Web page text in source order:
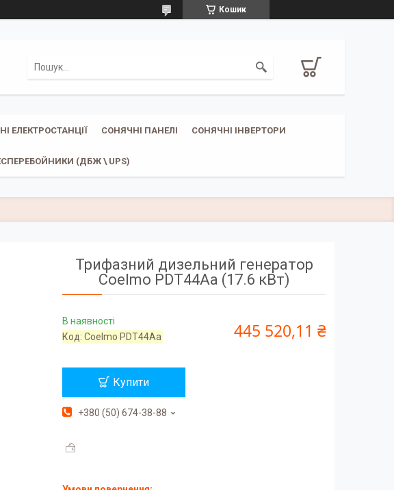
Кошик
ЕЛЕКТРОСТАНЦІЇ СОНЯЧНІ ПАНЕЛІ СОНЯЧНІ ІНВЕРТОРИ
(ДБЖ \ UPS)
Трифазний дизельний генератор
Coelmo PDT44Aa (17.6 кВт)
В наявності
Код:Coelmo PDT44Aa 445 520,11 ₴
Купити
+380 (50) 674-38-88